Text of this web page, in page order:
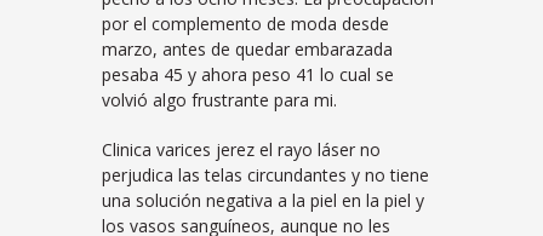
por el complemento de moda desde
marzo, antes de quedar embarazada
pesaba 45 y ahora peso 41 lo cual se
volvió algo frustrante para mi.
Clinica varices jerez el rayo láser no
perjudica las telas circundantes y no tiene
una solución negativa a la piel en la piel y
los vasos sanguíneos, aunque no les